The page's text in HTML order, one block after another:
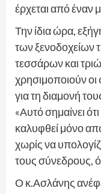
έρχεται από έναν
Την ίδια ώρα,
των ξενοδοχείων
τεσσάρων και
χρησιμοποιούν
για τη διαμονή
«Αυτό σημαίνει
καλυφθεί μόνο
χωρίς να
τους σύνεδρους,
Ο κ.Ασλάνης